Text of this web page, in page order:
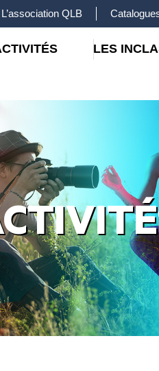
L’association QLB
LES